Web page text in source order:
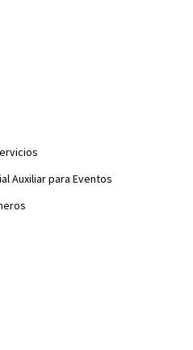
Auxiliar para Eventos